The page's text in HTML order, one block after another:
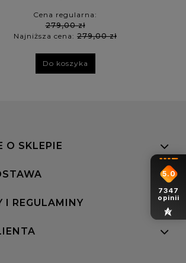
Cena regularna:
279,00 zł
Najniższa cena: 279,00 zł
Do koszyka
O SKLEPIE
I REGULAMINY
5.0
7347
opinii